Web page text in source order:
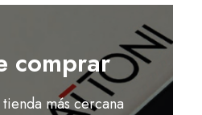
comprar
más cercana